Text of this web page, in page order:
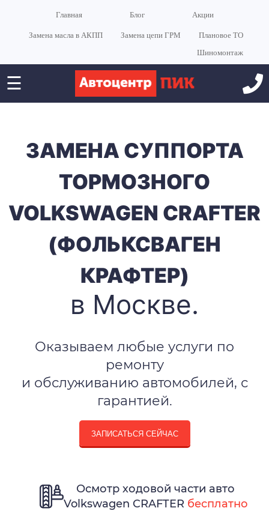
Главная Блог Акции
Замена масла в АКПП Замена цепи ГРМ
Плановое ТО
Шиномонтаж
☰
ЗАМЕНА СУППОРТА
ТОРМОЗНОГО
VOLKSWAGEN CRAFTER
(ФОЛЬКСВАГЕН
КРАФТЕР)
в Москве.
Оказываем любые услуги по
ремонту
и обслуживанию автомобилей, с
гарантией.
ЗАПИСАТЬСЯ СЕЙЧАС
Осмотр ходовой части авто
Volkswagen CRAFTER бесплатно